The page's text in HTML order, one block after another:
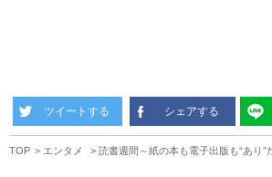
ツイートする シェアする
TOP エンタメ 読書週間～紙の本も電子出版も“あり”